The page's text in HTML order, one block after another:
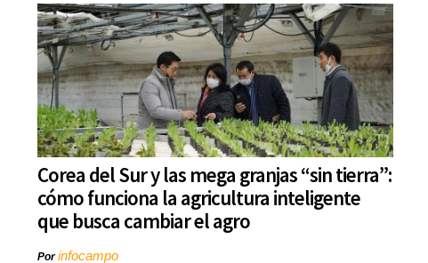
Corea del Sur y las mega granjas “sin tierra”:
cómo funciona la agricultura inteligente
que busca cambiar el agro
Porinfocampo